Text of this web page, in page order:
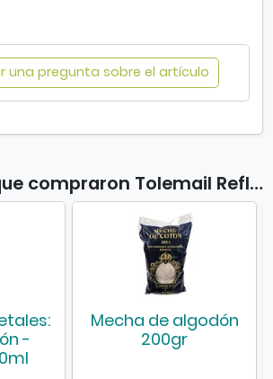
una pregunta sobre el artículo
Los clientes que compraron Tolemail Reflex Plata 50 ml también compraron
-
Mecha de algodón
200gr